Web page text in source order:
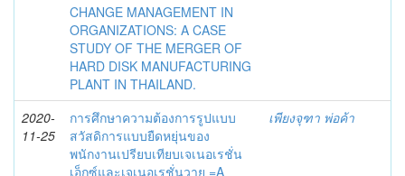
CHANGE MANAGEMENT IN
ORGANIZATIONS: A CASE
STUDY OF THE MERGER OF
HARD DISK MANUFACTURING
PLANT IN THAILAND.
2020-
11-25
การศึกษาความต้องการรูปแบบ
สวัสดิการแบบยืดหยุ่นของ
พนักงานเปรียบเทียบเจเนอเรชั่น
เอ็กซ์และเจเนอเรชั่นวาย =A
เพียงจุฑา พ่อค้า